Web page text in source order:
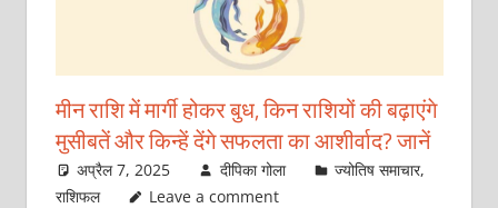
मीन राशि में मार्गी होकर बुध, किन राशियों की बढ़ाएंगे
मुसीबतें और किन्हें देंगे सफलता का आशीर्वाद? जानें
अप्रैल 7, 2025 दीपिका गोला ज्योतिष समाचार,
राशिफल
Leave a comment